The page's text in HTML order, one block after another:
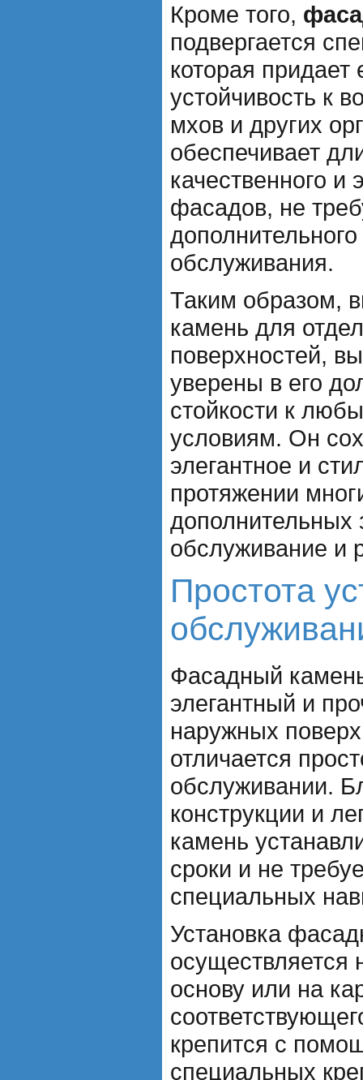
Кроме того,
подвергается
которая
устойчивость к
мхов и других
обеспечивает
качественного и
фасадов, не
обслуживания.
Таким образом,
камень для
поверхностей,
уверены в его
стойкости к
условиям. Он
элегантное и
протяжении
дополнительных
обслуживание и
Простота
Фасадный
элегантный и
наружных
отличается
обслуживании.
конструкции и
камень
сроки и не
специальных
Установка
осуществляется
основу или на
крепится с
специальных